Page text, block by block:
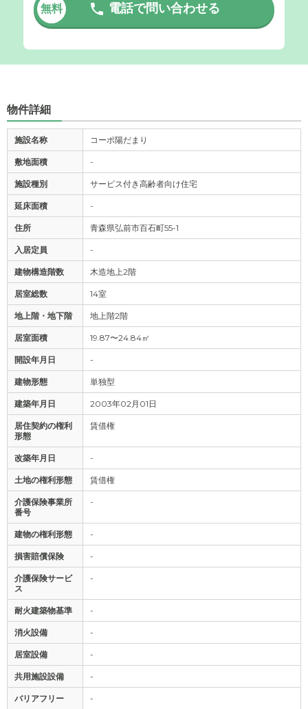
無料 電話で問い合わせる
物件詳細
施設名称 コーポ陽だまり
敷地面積 -
施設種別 サービス付き高齢者向け住宅
延床面積 -
住所 青森県弘前市百石町55-1
入居定員 -
建物構造階数 木造地上2階
居室総数 14室
地上階・地下階 地上階2階
居室面積 19.87〜24.84㎡
開設年月日 -
建物形態 単独型
建築年月日 2003年02月01日
居住契約の権利
形態
賃借権
改築年月日 -
土地の権利形態 賃借権
介護保険事業所
番号
-
建物の権利形態 -
損害賠償保険 -
介護保険サービ
ス
-
耐火建築物基準 -
消火設備 -
居室設備 -
共用施設設備 -
バリアフリー -